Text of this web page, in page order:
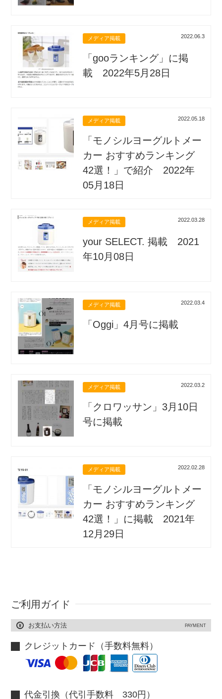
メディア掲載 2022.06.3
「gooランキング」に掲
載 2022年5月28日
メディア掲載 2022.05.18
「モノシルヨーグルトメー
カー おすすめランキング
42選！」で紹介 2022年
05月18日
メディア掲載 2022.03.28
your SELECT. 掲載 2021
年10月08日
メディア掲載 2022.03.4
「Oggi」4月号に掲載
メディア掲載 2022.03.2
「クロワッサン」3月10日
号に掲載
メディア掲載 2022.02.28
「モノシルヨーグルトメー
カー おすすめランキング
42選！」に掲載 2021年
12月29日
ご利用ガイド
お支払い方法 PAYMENT
クレジットカード（手数料無料）
代金引換（代引手数料 330円）